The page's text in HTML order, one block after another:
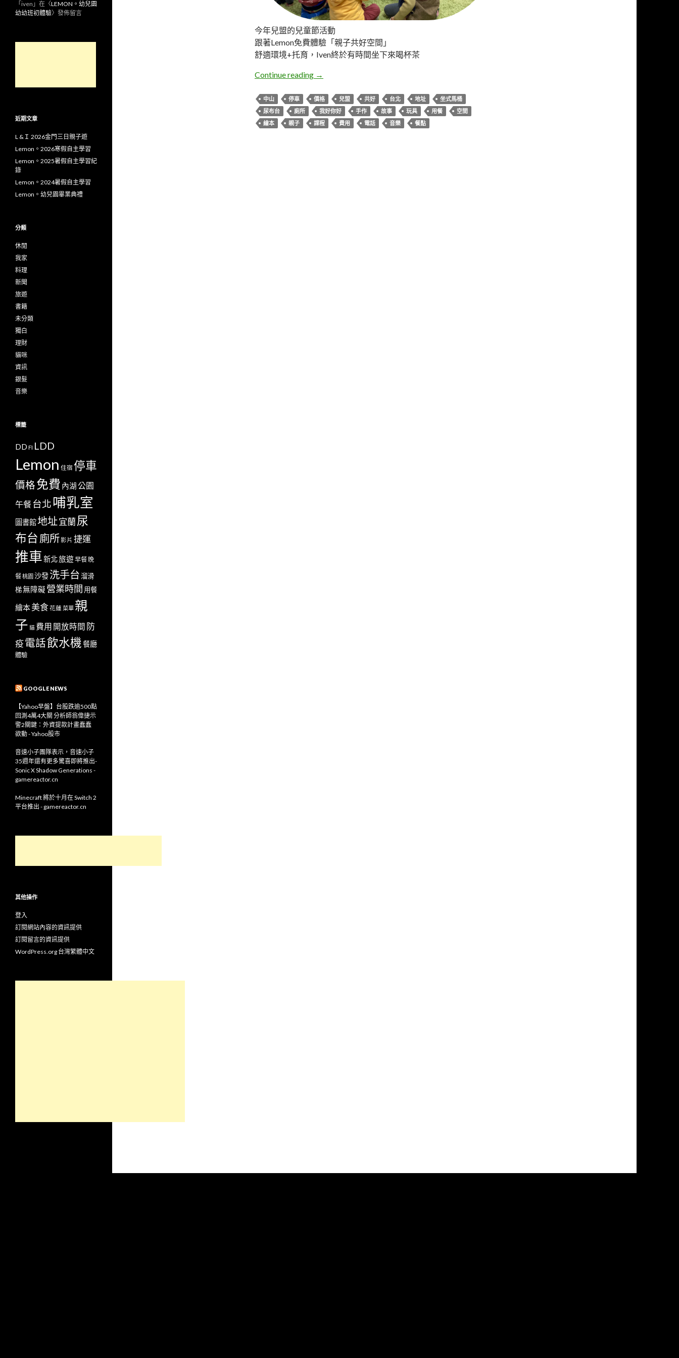
今年兒盟的兒童節活動
跟著Lemon免費體驗「親子共好空間」
舒適環境+托育，Iven終於有時間坐下來喝杯茶
Continue reading 台北大同。我好，你好！親子共好空間
→
中山 停車 價格 兒盟 共好 台北 地址
坐式馬桶
尿布台
廁所 我好你好 手作 故事 玩具 用餐
空間
繪本
親子 課程 費用 電話 音樂 餐點
「 iven 」在〈LEMON。幼兒園
幼幼班初體驗〉發佈留言
近期文章
L &Ｉ 2026金門三日親子遊
Lemon。2026寒假自主學習
Lemon。2025暑假自主學習紀
錄
Lemon。2024暑假自主學習
Lemon。幼兒園畢業典禮
分類
休閒
我家
料理
新聞
旅遊
書籍
未分類
獨白
理財
貓咪
資訊
銀髮
音樂
標籤
DD FI LDD
Lemon 住宿 停車
價格免費 內湖 公園
午餐 台北 哺乳室
圖書館地址宜蘭尿
布台 廁所影片 捷運
推車新北旅遊 早餐 晚
餐桃園 沙發洗手台溜滑
梯無障礙 營業時間 用餐
繪本美食花蓮 菜單 親
子 貓 費用 開放時間 防
疫電話飲水機餐廳
體驗
GOOGLE NEWS
【Yahoo早盤】台股跌逾500點
回測4萬4大關 分析師翁偉捷示
警2關鍵：外資提款計畫蠢蠢
欲動 - Yahoo股市
音速小子團隊表示，音速小子
35週年還有更多驚喜即將推出-
Sonic X Shadow Generations -
gamereactor.cn
Minecraft 將於十月在 Switch 2
平台推出 - gamereactor.cn
其他操作
登入
訂閱網站內容的資訊提供
訂閱留言的資訊提供
WordPress.org 台灣繁體中文